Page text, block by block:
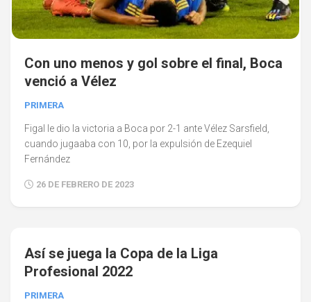
Con uno menos y gol sobre el final, Boca
venció a Vélez
PRIMERA
Figal le dio la victoria a Boca por 2-1 ante Vélez Sarsfield,
cuando jugaaba con 10, por la expulsión de Ezequiel
Fernández
26 DE FEBRERO DE 2023
Así se juega la Copa de la Liga
Profesional 2022
PRIMERA